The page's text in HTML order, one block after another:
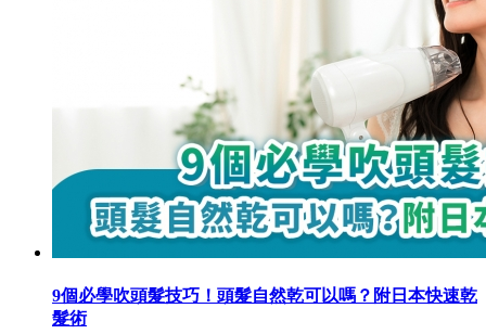
9個必學吹頭髮技巧！頭髮自然乾可以嗎？附日本快速乾
髮術